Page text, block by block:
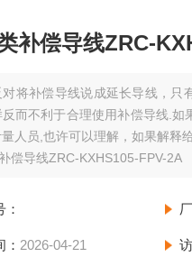
补偿导线ZRC-
对将补偿导线说成延长导线，只
而不利于合理使用补偿导线.如
人员,也许可以理解，如果解释
偿导线ZRC-KXHS105-FPV-2A
2026-04-21